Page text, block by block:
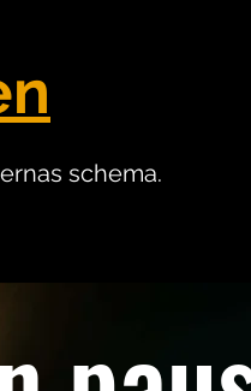
schema.